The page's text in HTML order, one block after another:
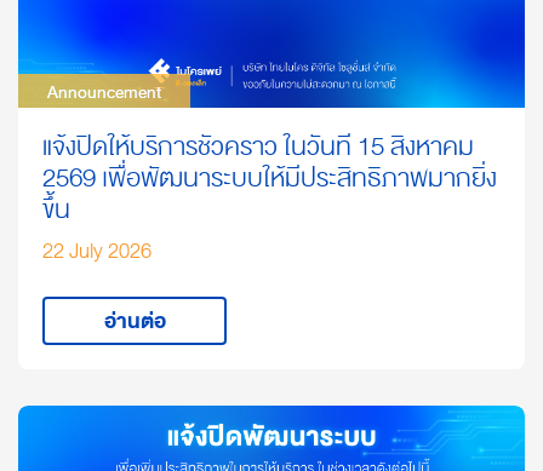
Announcement
Announcement
แจ้งปิดให้บริการชั่วคราว ในวันที่ 15 สิงหาคม
2569 เพื่อพัฒนาระบบให้มีประสิทธิภาพมากยิ่ง
ขึ้น
22 July 2026
อ่านต่อ